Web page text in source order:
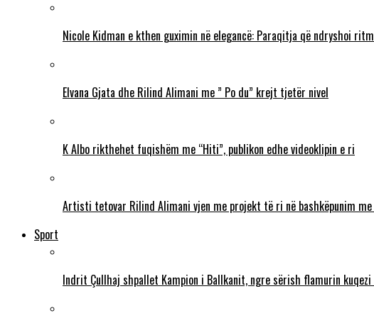
Nicole Kidman e kthen guximin në elegancë: Paraqitja që ndryshoi
Elvana Gjata dhe Rilind Alimani me ” Po du” krejt tjetër nivel
K Albo rikthehet fuqishëm me “Hiti”, publikon edhe videoklipin e ri
Artisti tetovar Rilind Alimani vjen me projekt të ri në bashkëpunim me
Sport
Indrit Çullhaj shpallet Kampion i Ballkanit, ngre sërish flamurin